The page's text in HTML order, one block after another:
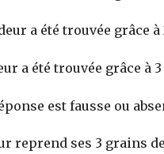
a été trouvée grâce
a été trouvée grâce à
est fausse ou
reprend ses 3 grains